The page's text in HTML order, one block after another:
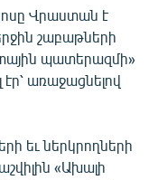
Վրաստան է
շաբաթների
պատերազմի»
առաջացնելով
եւ ներկրողների
«Ախալի